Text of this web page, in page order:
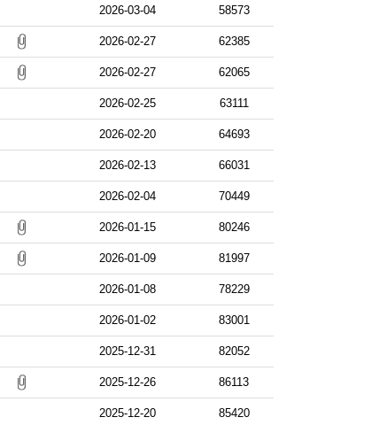
2026-03-04 58573
2026-02-27 62385
2026-02-27 62065
2026-02-25 63111
2026-02-20 64693
2026-02-13 66031
2026-02-04 70449
2026-01-15 80246
2026-01-09 81997
2026-01-08 78229
2026-01-02 83001
2025-12-31 82052
2025-12-26 86113
2025-12-20 85420